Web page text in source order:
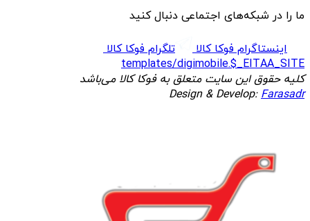
ما را در شبکه‌های اجتماعی دنبال کنید
اینستاگرام فوکا کالا
تلگرام فوکا کالا
templates/digimobile.$_EITAA_SITE
کلیه حقوق این سایت متعلق به فوکا کالا می‌باشد
Design & Develop:Farasadr